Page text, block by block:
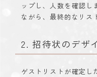
ップし、人数を確認し
ながら、最終的なリス
2. 招待状のデザ
ゲストリストが確定し